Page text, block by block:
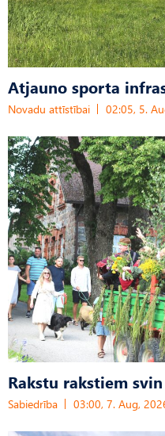
Atjauno sporta
Novadu attīstībai 02:05, 5.
Rakstu rakstiem
Sabiedrība 03:00, 7. Aug,